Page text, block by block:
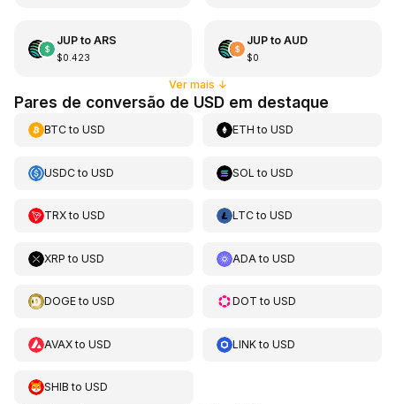
JUPto ARS
$0.423
JUPto AUD
$0
Ver mais ↓
Pares de conversão de USD em destaque
BTCto USD ETH toUSD
USDCto USD SOL toUSD
TRXto USD LTCtoUSD
XRP to USD ADA toUSD
DOGEto USD DOT toUSD
AVAXto USD LINKtoUSD
SHIB to USD